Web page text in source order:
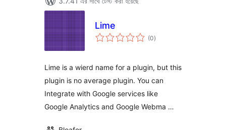
Lime
(0total
ratings
)
Lime is a wierd name for a plugin, but this
plugin is no average plugin. You can
Integrate with Google services like
Google Analytics and Google Webma …